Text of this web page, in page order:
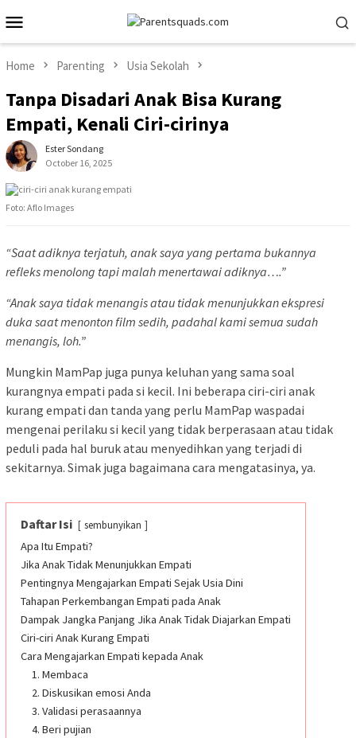
to
contentMenu
Home Parenting Usia Sekolah
Tanpa Disadari Anak Bisa Kurang
Empati, Kenali Ciri-cirinya
Ester Sondang
October 16, 2025
Foto: Aflo Images
“Saat adiknya terjatuh, anak saya yang pertama bukannya
refleks menolong tapi malah menertawai adiknya….”
“Anak saya tidak menangis atau tidak menunjukkan ekspresi
duka saat menonton film sedih, padahal kami semua sudah
menangis, loh.”
Mungkin MamPap juga punya keluhan yang sama soal
kurangnya empati pada si kecil. Ini beberapa ciri-ciri anak
kurang empati dan tanda yang perlu MamPap waspadai
mengenai perilaku si kecil yang tidak berperasaan atau tidak
peduli pada hal buruk atau menyedihkan yang terjadi di
sekitarnya. Simak juga bagaimana cara mengatasinya, ya.
Daftar Isi sembunyikan
Apa Itu Empati?
Jika Anak Tidak Menunjukkan Empati
Pentingnya Mengajarkan Empati Sejak Usia Dini
Tahapan Perkembangan Empati pada Anak
Dampak Jangka Panjang Jika Anak Tidak Diajarkan Empati
Ciri-ciri Anak Kurang Empati
Cara Mengajarkan Empati kepada Anak
1. Membaca
2. Diskusikan emosi Anda
3. Validasi perasaannya
4. Beri pujian